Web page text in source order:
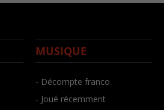
MUSIQUE
- Décompte franco
- Joué récemment